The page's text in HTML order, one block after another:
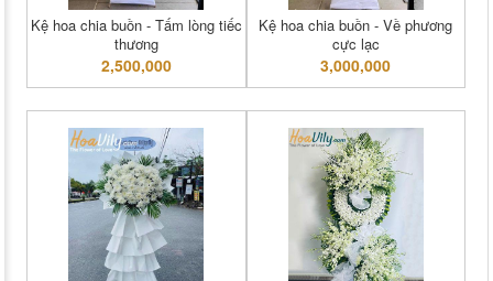
Kệ hoa chia buồn - Tấm lòng tiếc
thương
2,500,000
Kệ hoa chia buồn - Về phương
cực lạc
3,000,000